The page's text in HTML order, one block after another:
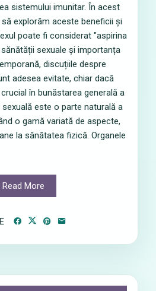
sistemului imunitar. În acest
explorăm aceste beneficii și
poate fi considerat "aspirina
sexuale și importanța
discuțiile despre
adesea evitate, chiar dacă
în bunăstarea generală a
este o parte naturală a
o gamă variată de aspecte,
la sănătatea fizică. Organele
Read More